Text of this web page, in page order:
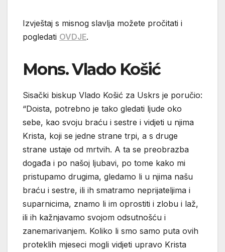
Izvještaj s misnog slavlja možete pročitati i
pogledati OVDJE.
Mons. Vlado Košić
Sisački biskup Vlado Košić za Uskrs je poručio:
“Doista, potrebno je tako gledati ljude oko
sebe, kao svoju braću i sestre i vidjeti u njima
Krista, koji se jedne strane trpi, a s druge
strane ustaje od mrtvih. A ta se preobrazba
događa i po našoj ljubavi, po tome kako mi
pristupamo drugima, gledamo li u njima našu
braću i sestre, ili ih smatramo neprijateljima i
suparnicima, znamo li im oprostiti i zlobu i laž,
ili ih kažnjavamo svojom odsutnošću i
zanemarivanjem. Koliko li smo samo puta ovih
proteklih mjeseci mogli vidjeti upravo Krista